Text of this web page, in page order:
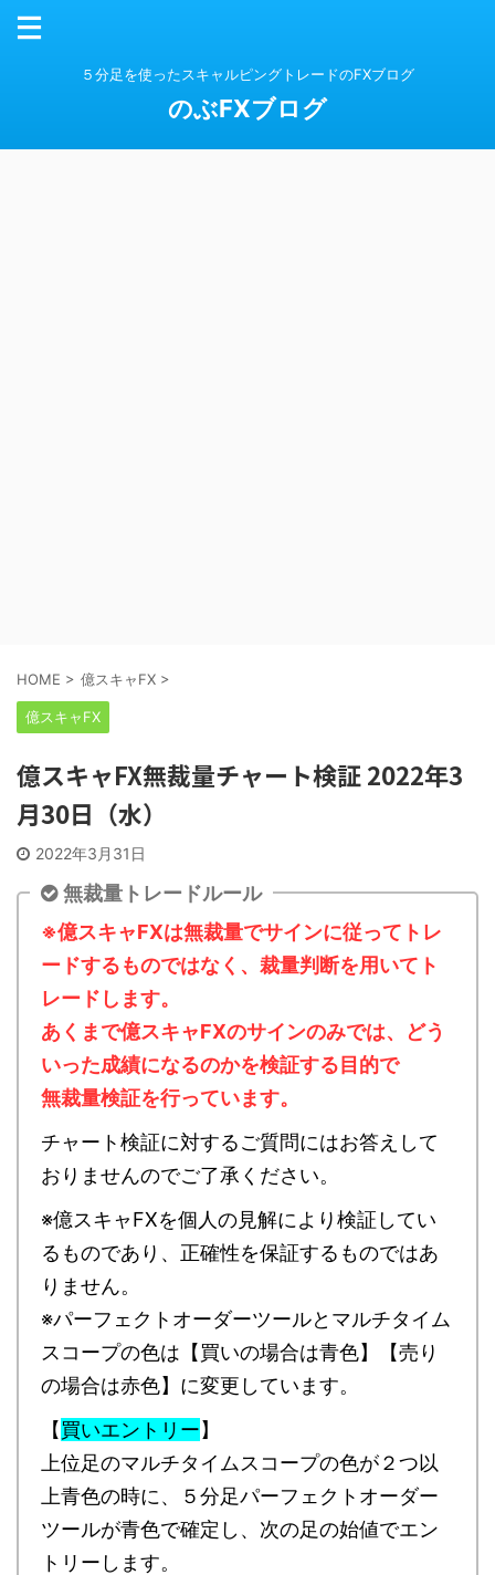
５分足を使ったスキャルピングトレードのFXブログ
のぶFXブログ
HOME > 億スキャFX >
億スキャFX
億スキャFX無裁量チャート検証 2022年3
月30日（水）
2022年3月31日
無裁量トレードルール
※億スキャFXは無裁量でサインに従ってトレ
ードするものではなく、裁量判断を用いてト
レードします。
あくまで億スキャFXのサインのみでは、どう
いった成績になるのかを検証する目的で
無裁量検証を行っています。
チャート検証に対するご質問にはお答えして
おりませんのでご了承ください。
※億スキャFXを個人の見解により検証してい
るものであり、正確性を保証するものではあ
りません。
※パーフェクトオーダーツールとマルチタイム
スコープの色は【買いの場合は青色】【売り
の場合は赤色】に変更しています。
【買いエントリー】
上位足のマルチタイムスコープの色が２つ以
上青色の時に、５分足パーフェクトオーダー
ツールが青色で確定し、次の足の始値でエン
トリーします。